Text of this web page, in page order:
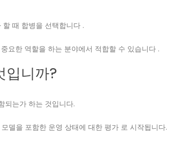
때 합병을 선택합니다 .
요한 역할을 하는 분야에서 적합할 수 있습니다 .
입니까?
되는가 하는 것입니다.
델을 포함한 운영 상태에 대한 평가 로 시작됩니다.